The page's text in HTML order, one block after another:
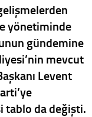
yönetiminde
gündemine
mevcut
Levent
tablo da değişti.